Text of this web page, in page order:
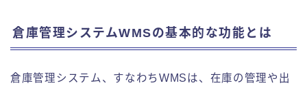
倉庫管理システムWMSの基本的な功能とは
倉庫管理システム、すなわちWMSは、在庫の管理や出